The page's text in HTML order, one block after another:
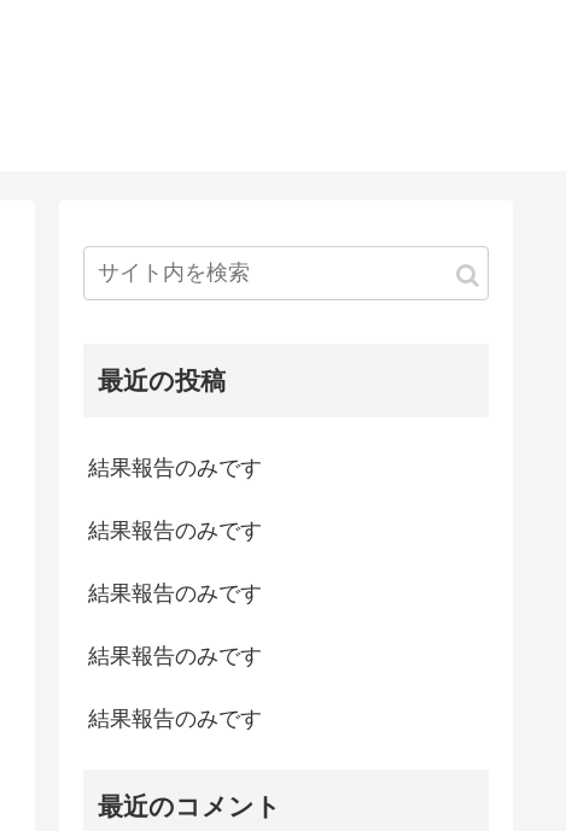
最近の投稿
結果報告のみです
結果報告のみです
結果報告のみです
結果報告のみです
結果報告のみです
最近のコメント